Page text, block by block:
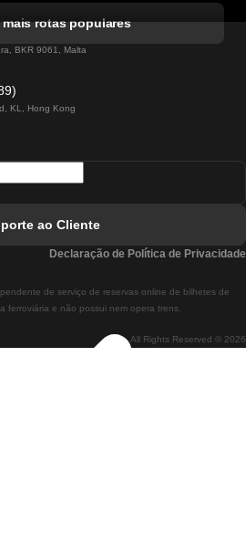
De Lisboa A Lagos
De Lisboa A Madrid
De Lisboa A Braga
De Braga A Lisboa
rotas populares
BKR 9061, Malta
KL, Hong Kong
All Rights Reserved © 2026
de serviço de reservas online de bilhetes de
ferroviária e não possui nem opera trens.
ao Cliente
Declaração de Política de Privacidade